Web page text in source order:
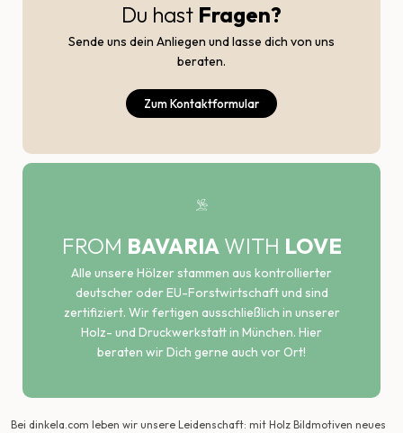
Du hast Fragen?
Sende uns dein Anliegen und lasse dich von uns
beraten.
Zum Kontaktformular
FROM BAVARIAWITH LOVE
Alle unsere Hölzer stammen aus kontrollierter
deutscher oder EU-Forstwirtschaft und sind
zertifiziert. Wir fertigen ausschließlich in unserer
Holz- und Druckwerkstatt in München. Hier
beraten wir Dich gerne auch vor Ort!
Bei dinkela.com leben wir unsere Leidenschaft: mit Holz Bildmotiven neues